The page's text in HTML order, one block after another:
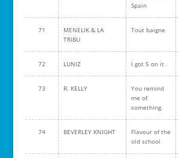
Spain
71
MENELIK & LA
TRIBU
Tout baigne
72 LUNIZ I got 5 on it
73 R. KELLY
You remind
me of
something
74 BEVERLEY KNIGHT
Flavour of the
old school